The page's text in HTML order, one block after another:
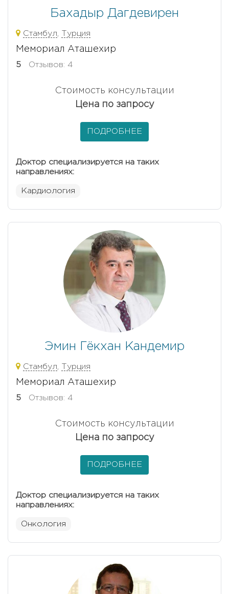
Бахадыр Дагдевирен
Стамбул, Турция
Мемориал Аташехир
5 Отзывов: 4
Стоимость консультации
Цена по запросу
ПОДРОБНЕЕ
Доктор специализируется на таких
направлениях:
Кардиология
Эмин Гёкхан Кандемир
Стамбул, Турция
Мемориал Аташехир
5 Отзывов: 4
Стоимость консультации
Цена по запросу
ПОДРОБНЕЕ
Доктор специализируется на таких
направлениях:
Онкология